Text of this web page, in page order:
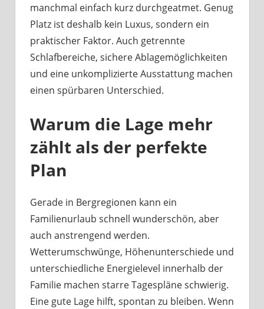
manchmal einfach kurz durchgeatmet. Genug
Platz ist deshalb kein Luxus, sondern ein
praktischer Faktor. Auch getrennte
Schlafbereiche, sichere Ablagemöglichkeiten
und eine unkomplizierte Ausstattung machen
einen spürbaren Unterschied.
Warum die Lage mehr
zählt als der perfekte
Plan
Gerade in Bergregionen kann ein
Familienurlaub schnell wunderschön, aber
auch anstrengend werden.
Wetterumschwünge, Höhenunterschiede und
unterschiedliche Energielevel innerhalb der
Familie machen starre Tagespläne schwierig.
Eine gute Lage hilft, spontan zu bleiben. Wenn